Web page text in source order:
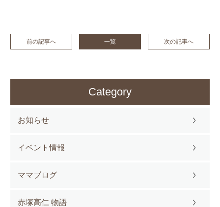
前の記事へ 一覧 次の記事へ
Category
お知らせ
イベント情報
ママブログ
赤塚高仁 物語